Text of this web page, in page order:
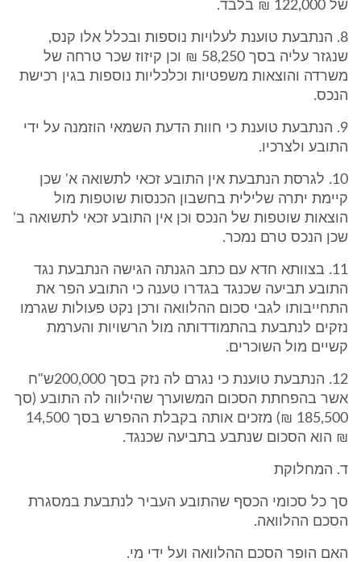
של 122,000 ₪ בלבד.
8. הנתבעת טוענת לעלויות נוספות ובכלל אלו קנס,
שנגזר עליה בסך 58,250 ₪ וכן קיזוז שכר טרחה של
משרדה והוצאות משפטיות וכלכליות נוספות בגין רכישת
הנכס.
9. הנתבעת טוענת כי חוות הדעת השמאי הוזמנה על ידי
התובע ולצרכיו.
10. לגרסת הנתבעת אין התובע זכאי לתשואה א' שכן
קיימת יתרה שלילית בחשבון הכנסות שוטפות מול
הוצאות שוטפות של הנכס וכן אין התובע זכאי לתשואה ב'
שכן הנכס טרם נמכר.
11. בצוותא חדא עם כתב הגנתה הגישה הנתבעת נגד
התובע תביעה שכנגד בגדרו טענה כי התובע הפר את
התחייבותו לגבי סכום ההלוואה ורכן נקט פעולות שגרמו
נזקים לנתבעת בהתמודדותה מול הרשויות והערמת
קשיים מול השוכרים.
12. הנתבעת טוענת כי נגרם לה נזק בסך 200,000ש"ח
אשר בהפחתת הסכום המשוערך שהילווה לה התובע (סך
185,500 ₪) מזכים אותה בקבלת ההפרש בסך 14,500
₪ הוא הסכום שנתבע בתביעה שכנגד.
ד. המחלוקת
סך כל סכומי הכסף שהתובע העביר לנתבעת במסגרת
הסכם ההלוואה.
האם הופר הסכם ההלוואה ועל ידי מי.